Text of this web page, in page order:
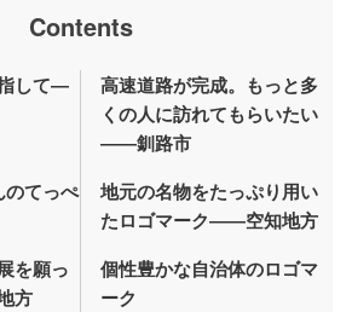
Contents
して―
高速道路が完成。もっと多
くの人に訪れてもらいたい
――釧路市
のてっぺ
地元の名物をたっぷり用い
たロゴマーク――空知地方
を願っ
方
個性豊かな自治体のロゴマ
ーク